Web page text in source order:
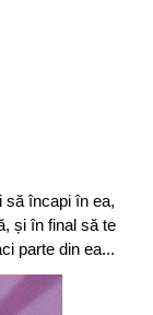
să încapi în ea,
și în final să te
parte din ea...